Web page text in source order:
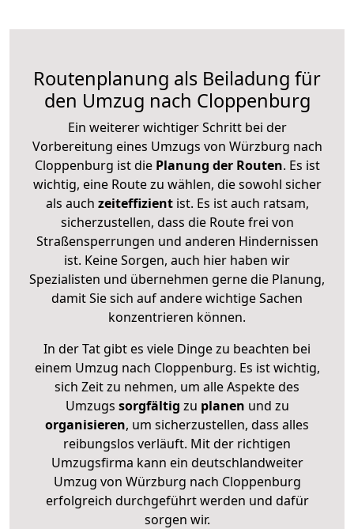
Routenplanung als Beiladung für
den Umzug nach Cloppenburg
Ein weiterer wichtiger Schritt bei der
Vorbereitung eines Umzugs von Würzburg nach
Cloppenburg ist diePlanung der Routen. Es ist
wichtig, eine Route zu wählen, die sowohl sicher
als auch zeiteffizientist. Es ist auch ratsam,
sicherzustellen, dass die Route frei von
Straßensperrungen und anderen Hindernissen
ist. Keine Sorgen, auch hier haben wir
Spezialisten und übernehmen gerne die Planung,
damit Sie sich auf andere wichtige Sachen
konzentrieren können.
In der Tat gibt es viele Dinge zu beachten bei
einem Umzug nach Cloppenburg. Es ist wichtig,
sich Zeit zu nehmen, um alle Aspekte des
Umzugs sorgfältig zu planen und zu
organisieren, um sicherzustellen, dass alles
reibungslos verläuft. Mit der richtigen
Umzugsfirma kann ein deutschlandweiter
Umzug von Würzburg nach Cloppenburg
erfolgreich durchgeführt werden und dafür
sorgen wir.